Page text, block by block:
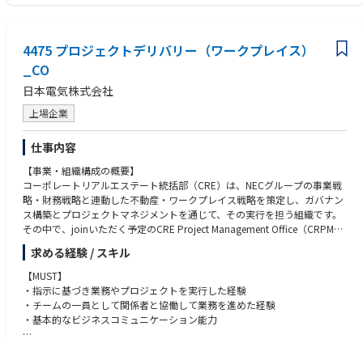
• 勤怠管理、労働時間管理、36協定運用を含む労務管理
• 労使協議、安全衛生委員会、労働基準監督署等への対応支援
• 工場の安定操業に向けた労務リスクの把握と未然防止
◆福利厚生・健康管理
• 社員食堂、社内ジム等の福利厚生制度の運営管理
• 産業医・保健師と連携した健康管理、健康経営施策の推進
• 従業員が安心して働ける職場環境づくり
4475 プロジェクトデリバリー（ワークプレイス）
_CO
日本電気株式会社
上場企業
仕事内容
【事業・組織構成の概要】
コーポレートリアルエステート統括部（CRE）は、NECグループの事業戦
略・財務戦略と連動した不動産・ワークプレイス戦略を策定し、ガバナン
ス構築とプロジェクトマネジメントを通じて、その実行を担う組織です。
その中で、joinいただく予定のCRE Project Management Office（CRPM）
グループは、オフィス新設・改修・移転、拠点再編、ワークプレイス環境
改善などのCRE関連プロジェクトを横断的に管理・実行するプロジェクト
マネジメント組織であり、PMO機能およびProject Delivery機能を担ってお
ります。
【職務内容】
本ポジションは、上位者の方針のもと、担当プロジェクトについて実行計
求める経験 / スキル
【MUST】
・指示に基づき業務やプロジェクトを実行した経験
・チームの一員として関係者と協働して業務を進めた経験
・基本的なビジネスコミュニケーション能力